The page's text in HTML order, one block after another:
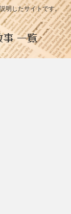
明したサイトです。